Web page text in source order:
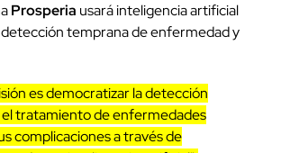
Prosperia usará inteligencia artificial
temprana de enfermedad y
es democratizar la detección
tratamiento de enfermedades
complicaciones a través de